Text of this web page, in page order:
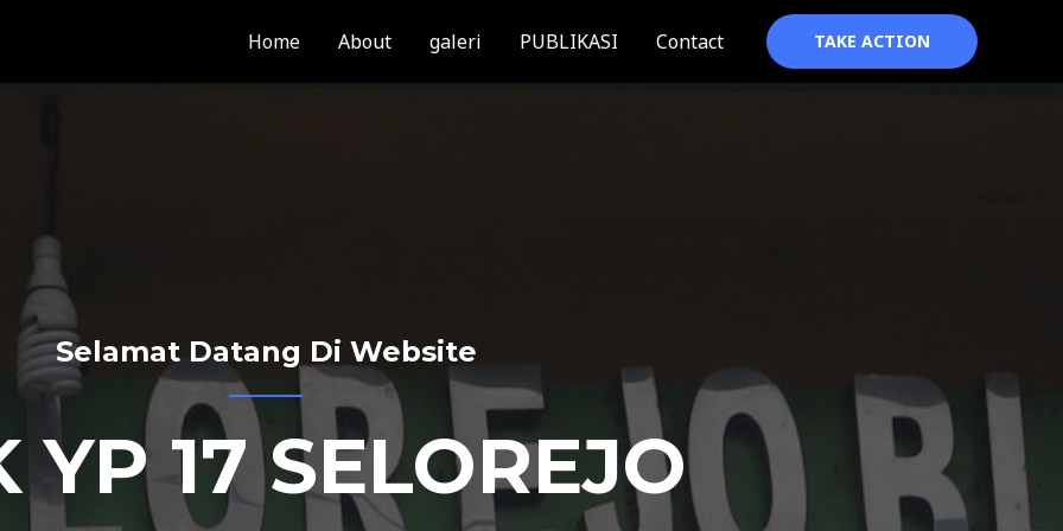
Home About galeri PUBLIKASI Contact TAKE ACTION
Selamat Datang Di Website
YP 17 SELOREJO